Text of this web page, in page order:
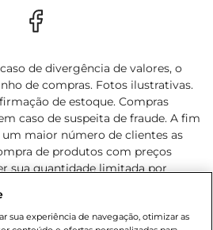
de divergência de valores, o
de compras. Fotos ilustrativas.
de estoque. Compras
caso de suspeita de fraude. A fim
maior número de clientes as
de produtos com preços
sua quantidade limitada por
durante o dia de hoje, podendo
notificação. Proibida a venda
sua experiência de navegação, otimizar as